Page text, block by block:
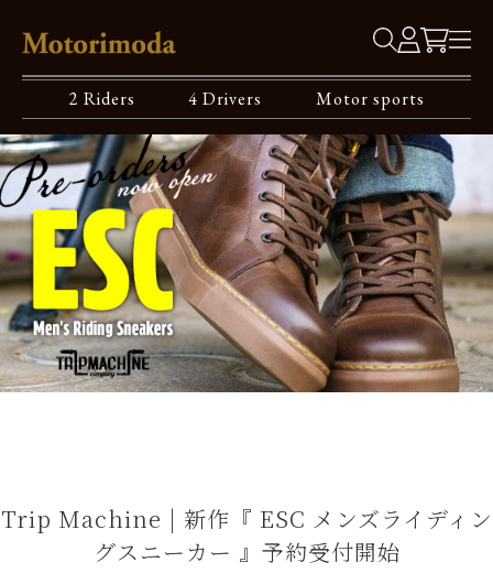
2 Riders 4 Drivers Motor sports
Trip Machine | 新作『 ESC メンズライディン
グスニーカー 』予約受付開始